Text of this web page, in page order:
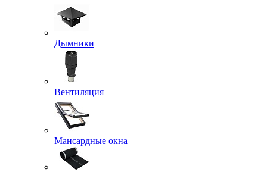
Дымники
Вентиляция
Мансардные окна